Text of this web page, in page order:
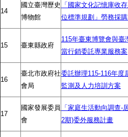
14
國立臺灣歷史
博物館
「國家文化記憶庫收
位標準規劃」勞務採
15 臺東縣政府
115年臺東博覽會與臺
當行銷委託專業服務案
16
臺北市政府社
會局
委託辦理115-116年度
監測及人力培訓方案
17
國家發展委員
會
「家庭生活動向調查-
2期)委外服務計畫